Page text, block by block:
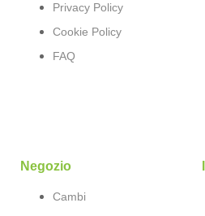
Privacy Policy
Cookie Policy
FAQ
Negozio
Cambi